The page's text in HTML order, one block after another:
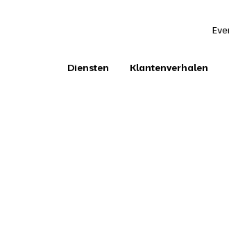
Diensten Klantenverhalen